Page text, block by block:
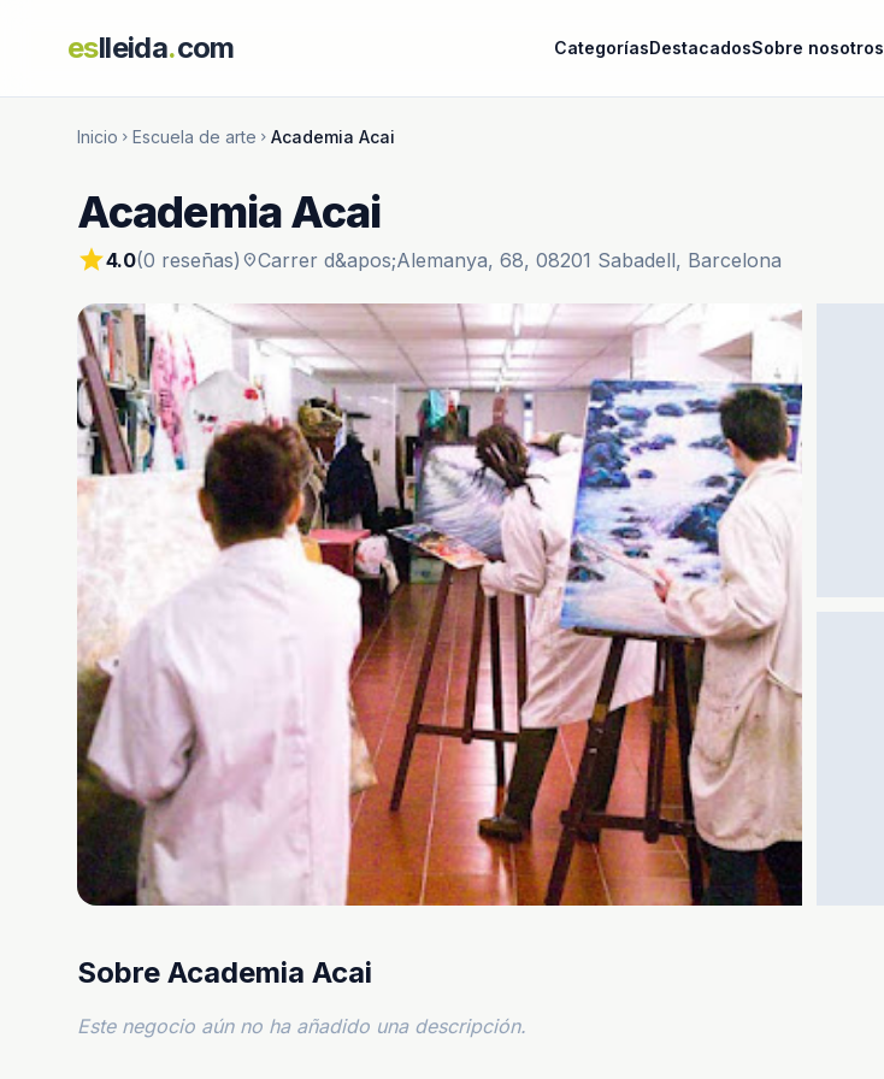
eslleida.com CategoríasDestacadosSobre nosotros
Inicio chevron_right Escuela de arte chevron_right Academia Acai
Academia Acai
star4.0(0 reseñas) location_onCarrer d&apos;Alemanya, 68, 08201 Sabadell, Barcelona
Sobre Academia Acai
Este negocio aún no ha añadido una descripción.